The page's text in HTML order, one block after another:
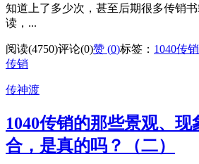
知道上了多少次，甚至后期很多传销
读，...
阅读(4750)评论(0)赞 (0)标签： 1040传销
传销
传神渡
1040传销的那些景观、
合，是真的吗？（二）